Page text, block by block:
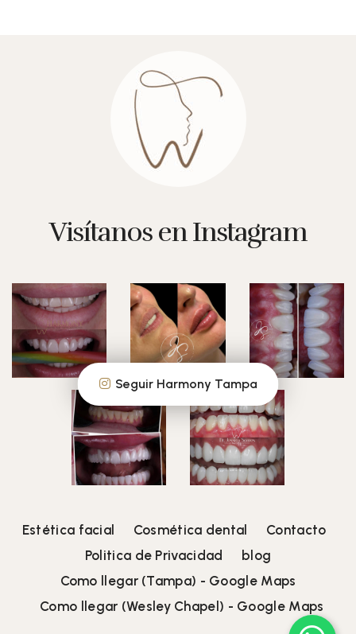
Visítanos en Instagram
Seguir Harmony Tampa
Estética facial Cosmética dental
Contacto
Politica de Privacidad
blog
Como llegar (Tampa) - Google Maps
Como llegar (Wesley Chapel) - Google Maps